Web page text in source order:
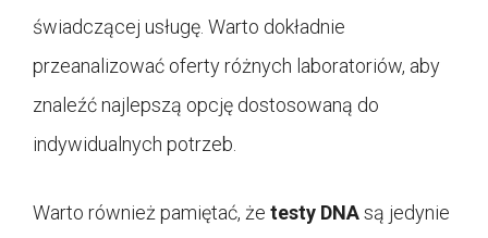
świadczącej usługę. Warto dokładnie
przeanalizować oferty różnych laboratoriów, aby
znaleźć najlepszą opcję dostosowaną do
indywidualnych potrzeb.
Warto również pamiętać, że testy DNAsą jedynie